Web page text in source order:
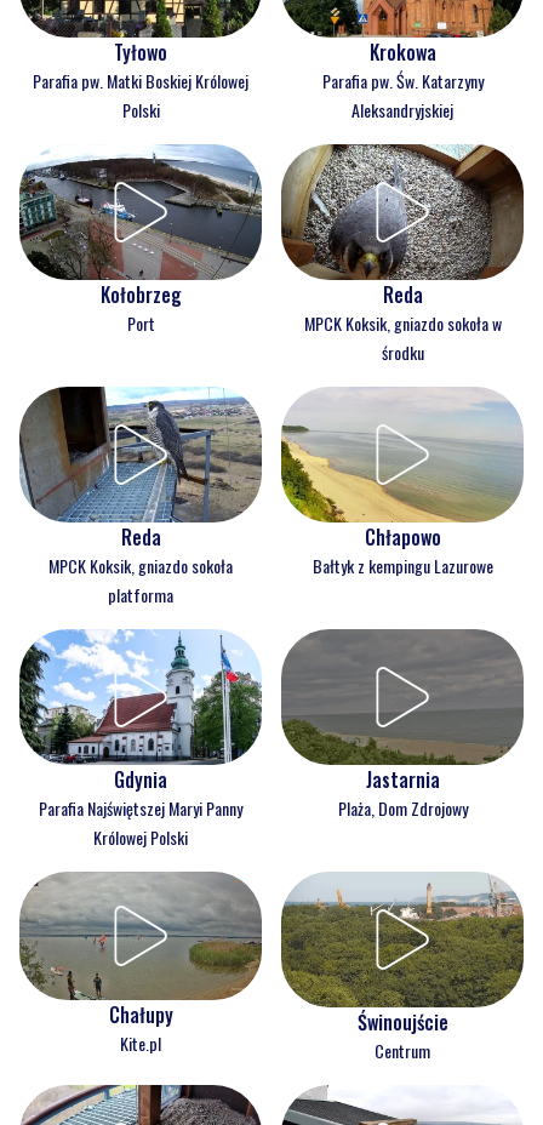
Tyłowo
Parafia pw. Matki Boskiej Królowej
Polski
Krokowa
Parafia pw. Św. Katarzyny
Aleksandryjskiej
Kołobrzeg
Port
Reda
MPCK Koksik, gniazdo sokoła w
środku
Reda
MPCK Koksik, gniazdo sokoła
platforma
Chłapowo
Bałtyk z kempingu Lazurowe
Gdynia
Parafia Najświętszej Maryi Panny
Królowej Polski
Jastarnia
Plaża, Dom Zdrojowy
Chałupy
Kite.pl
Świnoujście
Centrum